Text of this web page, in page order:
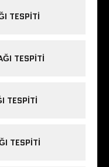
TESPITI
TESPITI
TESPITI
TESPITI